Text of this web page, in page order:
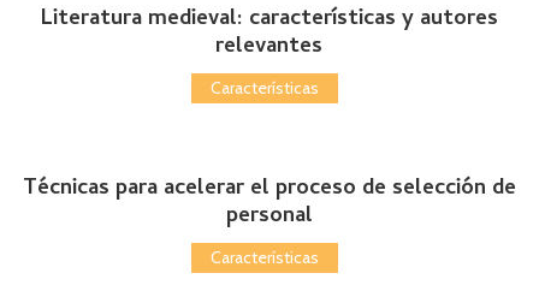
Literatura medieval: características y autores
relevantes
Características
Técnicas para acelerar el proceso de selección de
personal
Características